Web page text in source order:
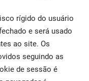
rígido do usuário
e será usado
ao site. Os
seguindo as
de sessão é